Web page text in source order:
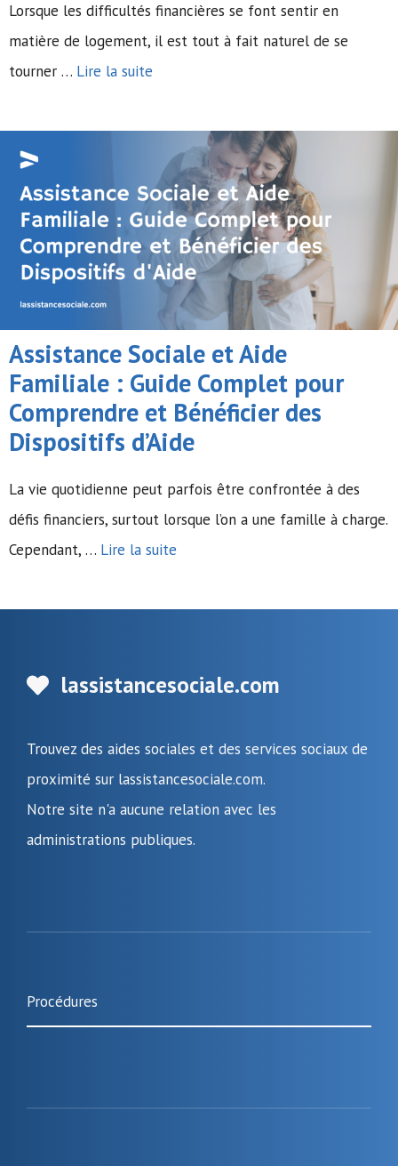
Lorsque les difficultés financières se font sentir en
matière de logement, il est tout à fait naturel de se
tourner … Lire la suite
Assistance Sociale et Aide
Familiale : Guide Complet pour
Comprendre et Bénéficier des
Dispositifs d’Aide
La vie quotidienne peut parfois être confrontée à des
défis financiers, surtout lorsque l’on a une famille à charge.
Cependant, … Lire la suite
lassistancesociale.com
Trouvez des aides sociales et des services sociaux de
proximité sur lassistancesociale.com.
Notre site n'a aucune relation avec les
administrations publiques.
Procédures